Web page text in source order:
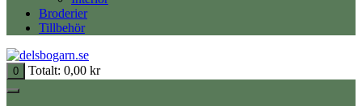
Broderier
Tillbehör
0 Totalt: 0,00 kr